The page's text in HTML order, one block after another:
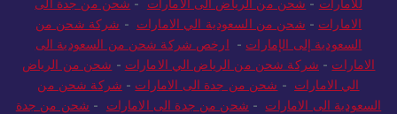
للامارات - شحن من الرياض الى الامارات - شحن من جدة الى
الامارات - شحن من السعودية الي الامارات - شركة شحن من
السعودية إلى الإمارات - ارخص شركة شحن من السعودية الى
الامارات - شركة شحن من الرياض الي الامارات - شحن من الرياض
الي الامارات - شحن من جدة الى الامارات - شركة شحن من
السعودية الى الامارات - شحن من جدة الى الامارات - شحن من جدة